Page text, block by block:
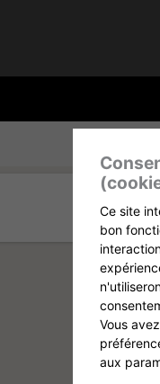
Ce site
bon
Vous
aux